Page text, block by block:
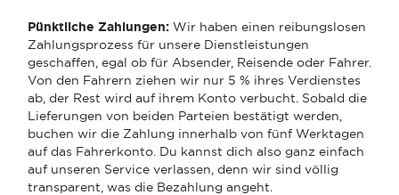
Pünktliche Zahlungen: Wir haben einen reibungslosen
Zahlungsprozess für unsere Dienstleistungen
geschaffen, egal ob für Absender, Reisende oder Fahrer.
Von den Fahrern ziehen wir nur 5 % ihres Verdienstes
ab, der Rest wird auf ihrem Konto verbucht. Sobald die
Lieferungen von beiden Parteien bestätigt werden,
buchen wir die Zahlung innerhalb von fünf Werktagen
auf das Fahrerkonto. Du kannst dich also ganz einfach
auf unseren Service verlassen, denn wir sind völlig
transparent, was die Bezahlung angeht.